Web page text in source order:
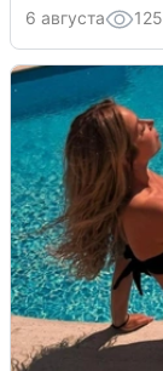
6 августа 125